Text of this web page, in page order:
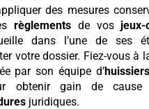
des mesures
règlements de vos jeux-
dans l’une de ses
votre dossier. Fiez-vous à
par son équipe d’
obtenir gain de
juridiques.